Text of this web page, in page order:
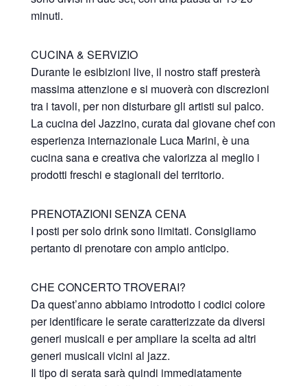
minuti.
CUCINA & SERVIZIO
Durante le esibizioni live, il nostro staff presterà
massima attenzione e si muoverà con discrezioni
tra i tavoli, per non disturbare gli artisti sul palco.
La cucina del Jazzino, curata dal giovane chef con
esperienza internazionale Luca Marini, è una
cucina sana e creativa che valorizza al meglio i
prodotti freschi e stagionali del territorio.
PRENOTAZIONI SENZA CENA
I posti per solo drink sono limitati. Consigliamo
pertanto di prenotare con ampio anticipo.
CHE CONCERTO TROVERAI?
Da quest’anno abbiamo introdotto i codici colore
per identificare le serate caratterizzate da diversi
generi musicali e per ampliare la scelta ad altri
generi musicali vicini al jazz.
Il tipo di serata sarà quindi immediatamente